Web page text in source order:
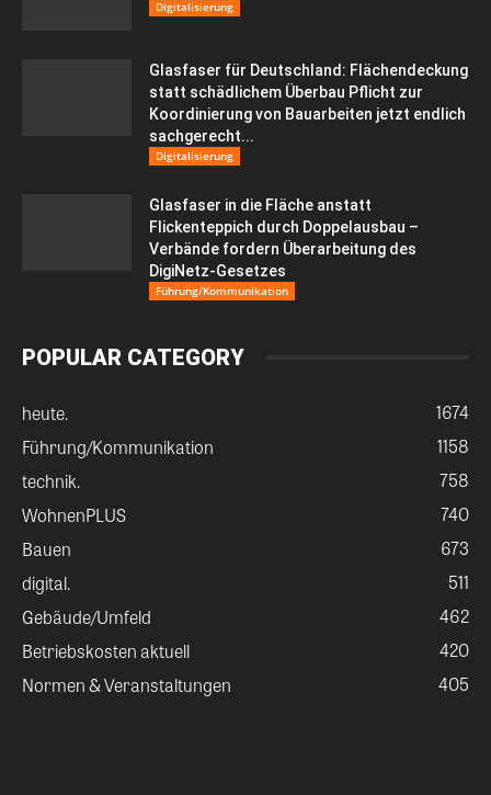
Digitalisierung
Glasfaser für Deutschland: Flächendeckung
statt schädlichem Überbau Pflicht zur
Koordinierung von Bauarbeiten jetzt endlich
sachgerecht...
Digitalisierung
Glasfaser in die Fläche anstatt
Flickenteppich durch Doppelausbau –
Verbände fordern Überarbeitung des
DigiNetz-Gesetzes
Führung/Kommunikation
POPULAR CATEGORY
heute.
1674
Führung/Kommunikation
1158
technik.
758
WohnenPLUS
740
Bauen
673
digital.
511
Gebäude/Umfeld
462
Betriebskosten aktuell
420
Normen & Veranstaltungen
405